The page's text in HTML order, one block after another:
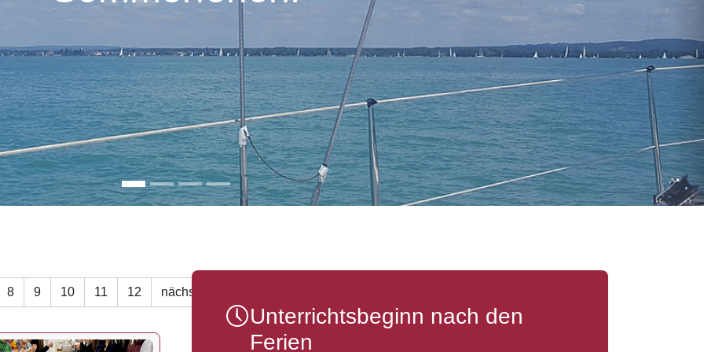
8 9 10 11 12 nächste
Unterrichtsbeginn nach den
Ferien